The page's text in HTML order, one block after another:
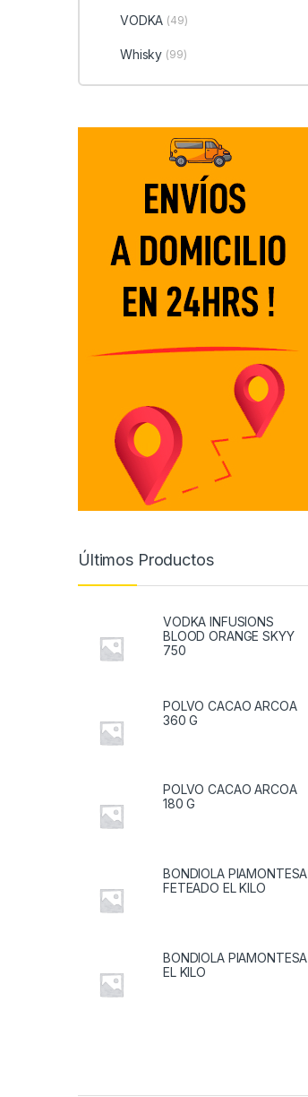
VODKA (49)
Whisky (99)
Últimos Productos
VODKA INFUSIONS
BLOOD ORANGE SKYY
750
POLVO CACAO ARCOA
360 G
POLVO CACAO ARCOA
180 G
BONDIOLA PIAMONTESA
FETEADO EL KILO
BONDIOLA PIAMONTESA
EL KILO